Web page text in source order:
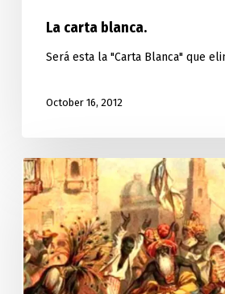
La carta blanca.
Será esta la "Carta Blanca" que
October 16, 2012
Érase
una
vez
en
el
Guatao